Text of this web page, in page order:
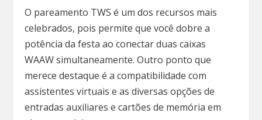
O pareamento TWS é um dos recursos mais
celebrados, pois permite que você dobre a
potência da festa ao conectar duas caixas
WAAW simultaneamente. Outro ponto que
merece destaque é a compatibilidade com
assistentes virtuais e as diversas opções de
entradas auxiliares e cartões de memória em